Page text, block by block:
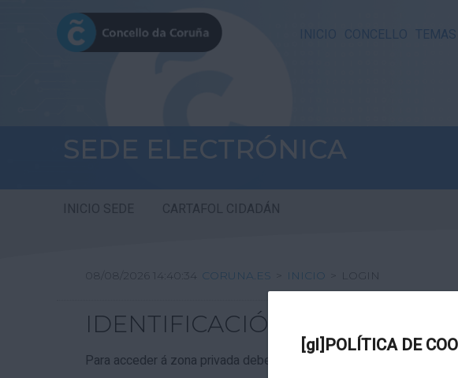
INICIO CONCELLO TEMAS
SEDE ELECTRÓNICA
INICIO SEDE CARTAFOL CIDADÁN
[gl]POLÍTICA DE
08/08/2026 14:40:34 CORUNA.ES > INICIO > LOGIN
IDENTIFICACIÓN
Para acceder á zona privada debe identificarse mediante Cl@ve.